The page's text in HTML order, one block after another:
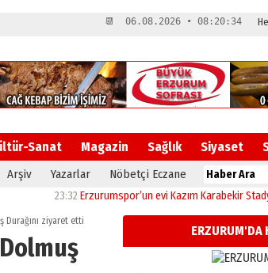
📆 06.08.2026 • 08:20:35
Sanat Magazin Sağlık Siyaset
Arşiv Yazarlar Nöbetçi Eczane
Erzurumspor’un evi Kazım Karabekir Stadyumu
Durağını ziyaret etti
ERZURUM'DA